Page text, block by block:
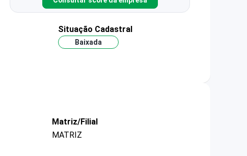
Situação Cadastral
Baixada
Matriz/Filial
MATRIZ